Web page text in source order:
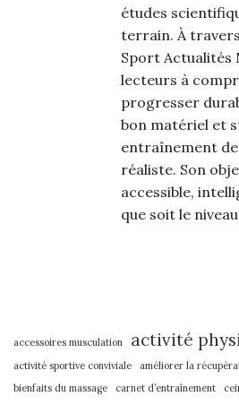
études
terrain. À
Sport Actualités
lecteurs à
progresser
bon matériel et
entraînement
réaliste. Son
accessible,
que soit le
accessoires musculation activité
activité sportive conviviale améliorer la
bienfaits du massage
carnet d’entraînement